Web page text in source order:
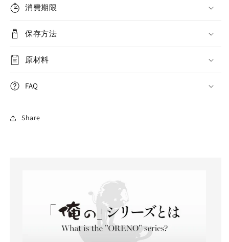
消費期限
保存方法
原材料
FAQ
Share